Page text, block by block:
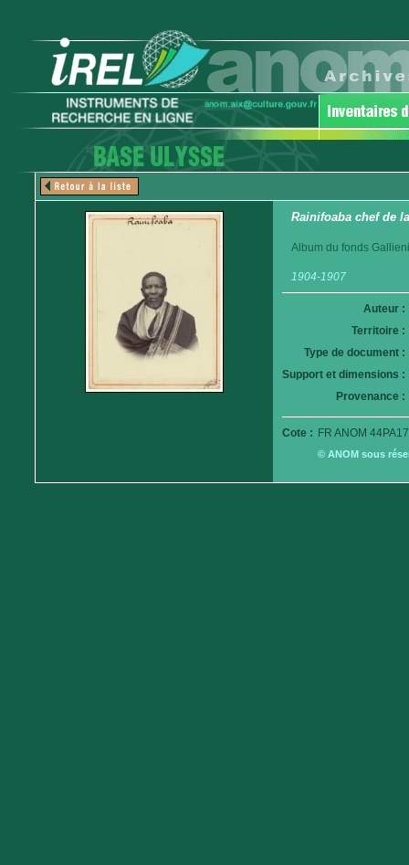
Rainifoaba chef de
Album du fonds
1904-1907
Auteur :
Territoire :
Type de document :
Support et dimensions :
Provenance :
Cote : FR ANOM
© ANOM sous